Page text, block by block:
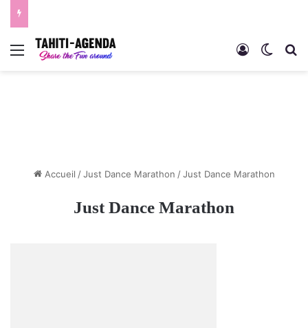
Menu Connexion
Accueil / Just Dance Marathon / Just Dance Marathon
Just Dance Marathon